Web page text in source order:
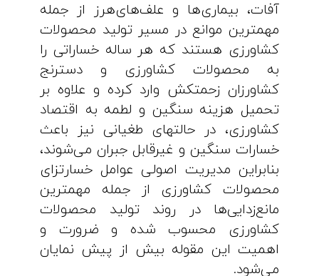
آفات، بیماری‌ها و علف‌های‌هرز از جمله
مهمترین موانع در مسیر تولید محصولات
کشاورزی هستند که هر ساله خساراتی را
به محصولات کشاورزی و دسترنج
کشاورزان زحمتکش وارد کرده و علاوه بر
تحمیل هزینه سنگین و لطمه به اقتصاد
کشاورزی، در حالتهای طغیانی نیز باعث
خسارات سنگین و غیرقابل جبران می‌شوند،
بنابراین مدیریت اصولی عوامل خسارتزای
محصولات کشاورزی از جمله مهمترین
مانع‌زدایی‌ها در روند تولید محصولات
کشاورزی محسوب شده و ضرورت و
اهمیت این مقوله بیش از پیش نمایان
می‌شود.